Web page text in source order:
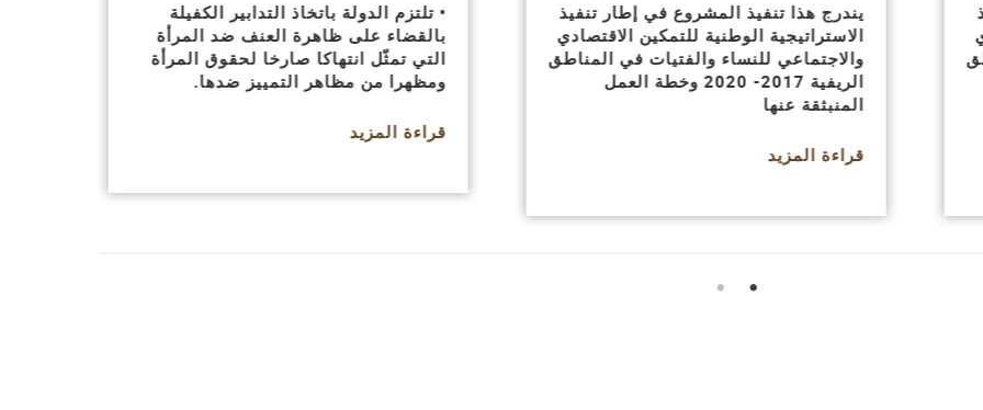
• تلتزم الدولة باتخاذ التدابير الكفيلة
بالقضاء على ظاهرة العنف ضد المرأة
التي تمثّل انتهاكا صارخا لحقوق المرأة
ومظهرا من مظاهر التمييز ضدها.
قراءة المزيد
يندرج هذا تنفيذ المشروع في إطار تنفيذ
الاستراتيجية الوطنية للتمكين الاقتصادي
والاجتماعي للنساء والفتيات في المناطق
الريفية 2017- 2020 وخطة العمل
المنبثقة عنها
قراءة المزيد